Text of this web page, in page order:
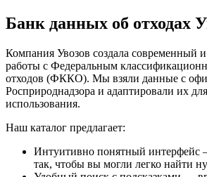
Банк данных об отходах
Компания Увозов создала современный
работы с Федеральным
отходов (ФККО). Мы взяли данные с
Росприроднадзора и адаптировали их
использования.
Наш каталог предлагает:
Интуитивно понятный интерфейс
так, чтобы вы могли легко найти